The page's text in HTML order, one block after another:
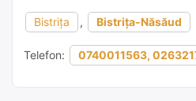
Bistrița , Bistrița-Năsăud
Telefon: 0740011563,